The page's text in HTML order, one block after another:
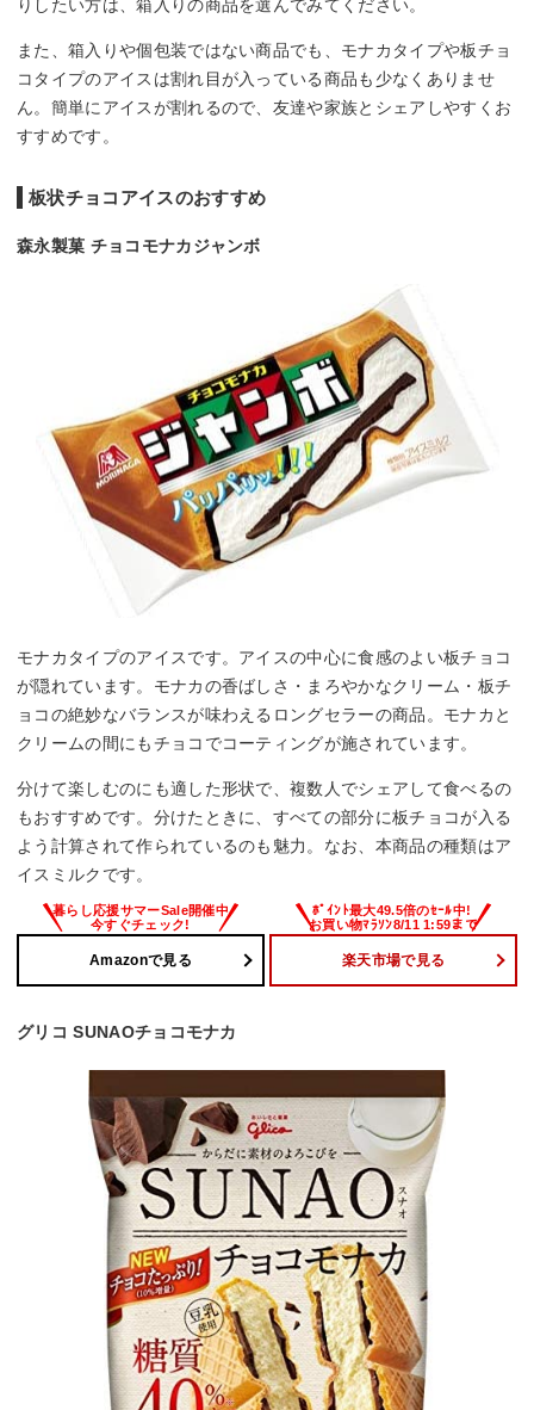
りしたい方は、箱入りの商品を選んでみてください。
また、箱入りや個包装ではない商品でも、モナカタイプや板チョ
コタイプのアイスは割れ目が入っている商品も少なくありませ
ん。簡単にアイスが割れるので、友達や家族とシェアしやすくお
すすめです。
板状チョコアイスのおすすめ
森永製菓 チョコモナカジャンボ
モナカタイプのアイスです。アイスの中心に食感のよい板チョコ
が隠れています。モナカの香ばしさ・まろやかなクリーム・板チ
ョコの絶妙なバランスが味わえるロングセラーの商品。モナカと
クリームの間にもチョコでコーティングが施されています。
分けて楽しむのにも適した形状で、複数人でシェアして食べるの
もおすすめです。分けたときに、すべての部分に板チョコが入る
よう計算されて作られているのも魅力。なお、本商品の種類はア
イスミルクです。
Amazonで見る 楽天市場で見る
グリコ SUNAOチョコモナカ